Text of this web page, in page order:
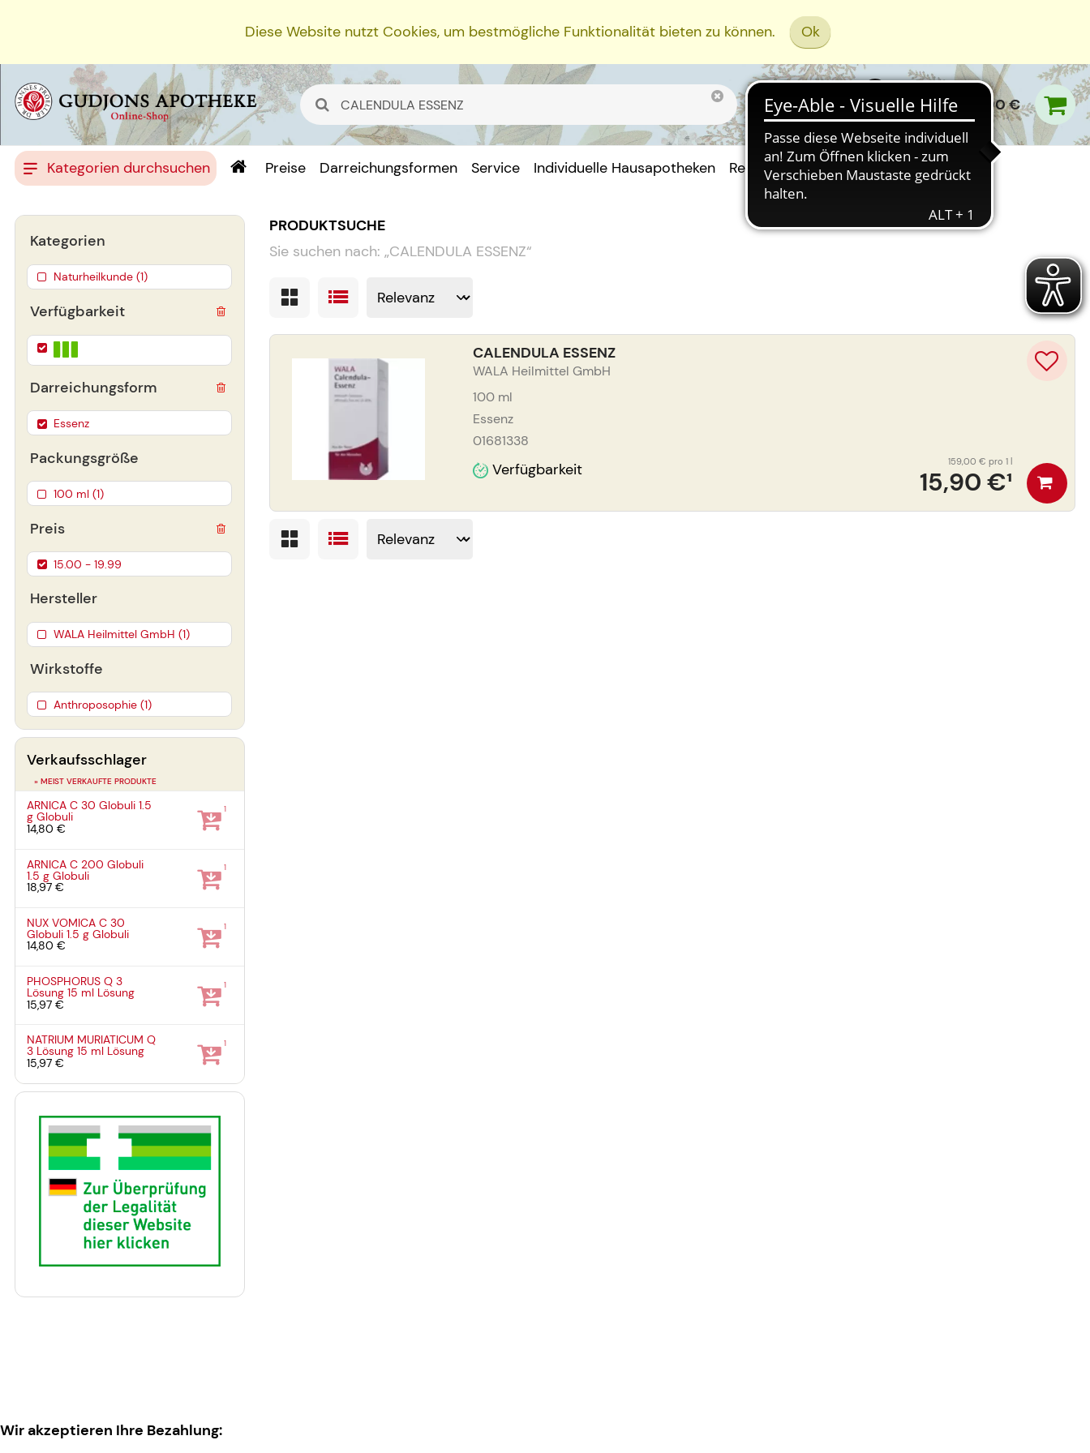
Diese Website nutzt Cookies, um bestmögliche Funktionalität bieten zu können. Ok
0,00 €
Kategorien durchsuchen Preise Darreichungsformen Service Individuelle Hausapotheken Rezept Einreichen
PRODUKTSUCHE
Sie suchen nach: „CALENDULA ESSENZ“
CALENDULA ESSENZ
WALA Heilmittel GmbH
100 ml
Essenz
01681338
Verfügbarkeit 15,90 €¹
159,00 € pro 1 l
Verfügbarkeit
Darreichungsform
Essenz
Packungsgröße
100 ml (1)
Preis
15.00 - 19.99
Hersteller
WALA Heilmittel GmbH (1)
Wirkstoffe
Anthroposophie (1)
Kategorien
Naturheilkunde (1)
Verkaufsschlager
» MEIST VERKAUFTE PRODUKTE
ARNICA C 30 Globuli1.5
gGlobuli
14,80 €
1
ARNICA C 200 Globuli
1.5 gGlobuli
18,97 €
1
NUX VOMICA C 30
Globuli1.5 gGlobuli
14,80 €
1
PHOSPHORUS Q 3
Lösung15 ml Lösung
15,97 €
1
NATRIUM MURIATICUM Q
3 Lösung15 ml Lösung
15,97 €
1
Wir akzeptieren Ihre Bezahlung: